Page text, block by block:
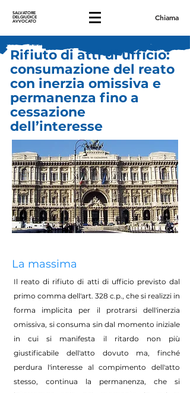
SALVATORE
DELGIUDICE
AVVOCATO Chiama
Rifiuto di atti di ufficio:
consumazione del reato
con inerzia omissiva e
permanenza fino a
cessazione
dell’interesse
La massima
Il reato di rifiuto di atti di ufficio previsto dal
primo comma dell'art. 328 c.p., che si realizzi in
forma implicita per il protrarsi dell'inerzia
omissiva, si consuma sin dal momento iniziale
in cui si manifesta il ritardo non più
giustificabile dell'atto dovuto ma, finché
perdura l'interesse al compimento dell'atto
stesso, continua la permanenza, che si